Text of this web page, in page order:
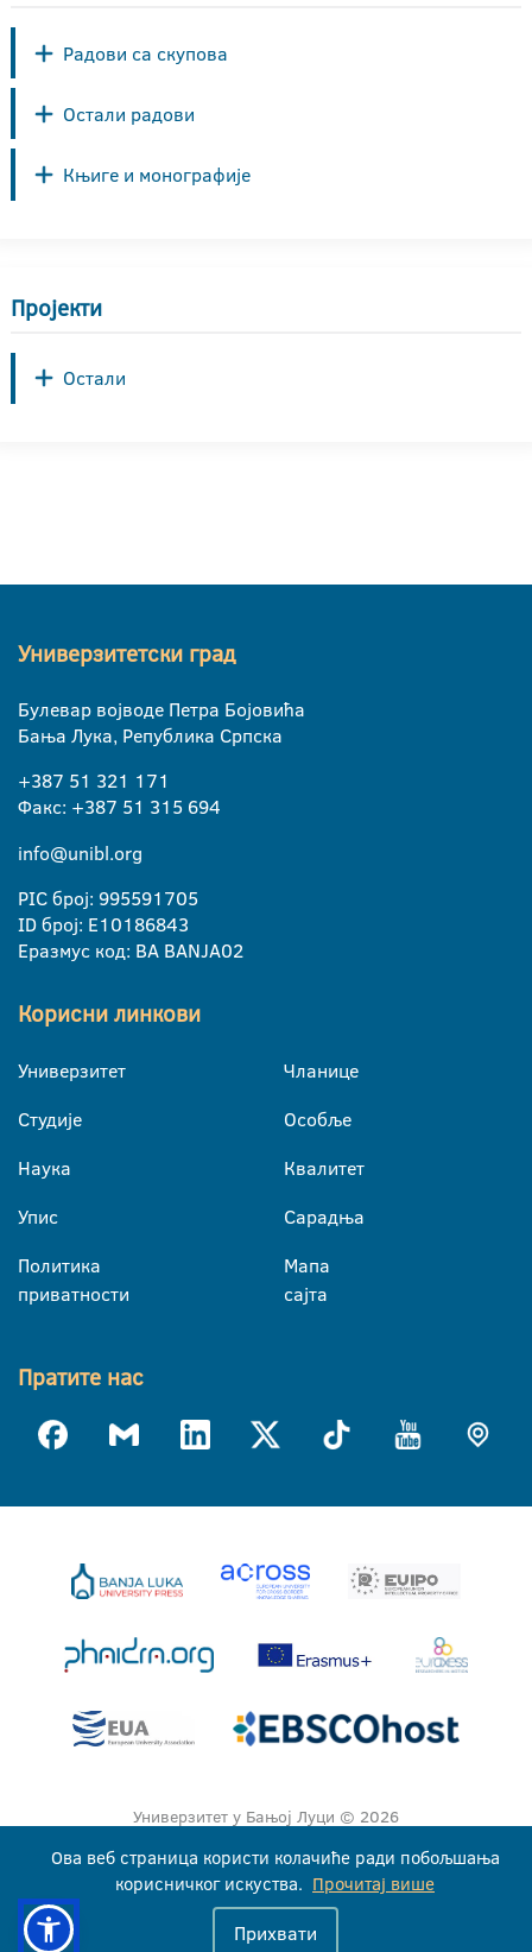
Радови са скупова
Остали радови
Књиге и монографије
Пројекти
Остали
Универзитетски град
Булевар војводе Петра Бојовића
Бања Лука, Република Српска
+387 51 321 171
Факс: +387 51 315 694
info@unibl.org
PIC број: 995591705
ID број: E10186843
Еразмус код: BA BANJA02
Корисни линкови
Универзитет
Студије
Наука
Упис
Политика
приватности
Чланице
Особље
Квалитет
Сарадња
Мапа
сајта
Пратите нас
Универзитет у Бањој Луци © 2026
Ова веб страница користи колачиће ради побољшања
корисничког искуства. Прочитај више
Прихвати